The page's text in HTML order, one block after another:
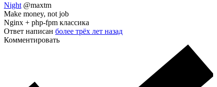
Night @maxtm
Make money, not job
Nginx + php-fpm классика
Ответ написан более трёх лет назад
Комментировать